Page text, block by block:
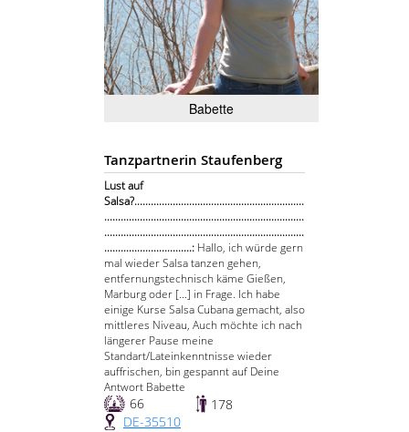
Babette
Tanzpartnerin Staufenberg
Lust auf
Salsa?..............................................................
.........................................................................
.........................................................................
................................: Hallo, ich würde gern
mal wieder Salsa tanzen gehen,
entfernungstechnisch käme Gießen,
Marburg oder [...] in Frage. Ich habe
einige Kurse Salsa Cubana gemacht, also
mittleres Niveau, Auch möchte ich nach
längerer Pause meine
Standart/Lateinkenntnisse wieder
auffrischen, bin gespannt auf Deine
Antwort Babette
66
178
DE-35510